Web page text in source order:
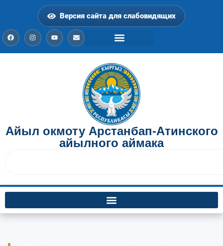
Версия сайта для слабовидящих
Айыл окмоту Арстанбап-Атинского
айылного аймака